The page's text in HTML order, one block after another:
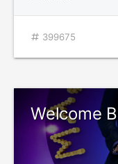
399675
Welcome